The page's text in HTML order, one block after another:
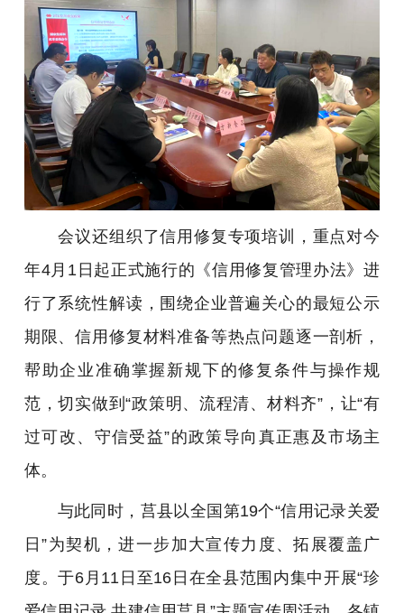
会议还组织了信用修复专项培训，重点对今
年4月1日起正式施行的《信用修复管理办法》进
行了系统性解读，围绕企业普遍关心的最短公示
期限、信用修复材料准备等热点问题逐一剖析，
帮助企业准确掌握新规下的修复条件与操作规
范，切实做到“政策明、流程清、材料齐”，让“有
过可改、守信受益”的政策导向真正惠及市场主
体。
与此同时，莒县以全国第19个“信用记录关爱
日”为契机，进一步加大宣传力度、拓展覆盖广
度。于6月11日至16日在全县范围内集中开展“珍